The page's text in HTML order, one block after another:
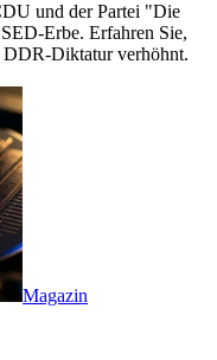
und der Partei "Die
Erbe. Erfahren Sie,
DDR-Diktatur verhöhnt.
Magazin